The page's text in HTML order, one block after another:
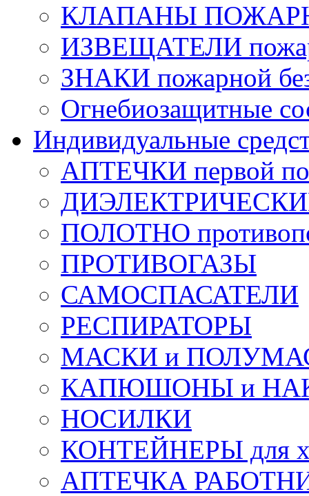
КЛАПАНЫ
ИЗВЕЩАТЕЛИ
ЗНАКИ пожарной
Огнебиозащитные
Индивидуальные
АПТЕЧКИ первой
ДИЭЛЕКТРИЧЕСКИЕ
ПОЛОТНО
ПРОТИВОГАЗЫ
САМОСПАСАТЕЛИ
РЕСПИРАТОРЫ
МАСКИ и
КАПЮШОНЫ и
НОСИЛКИ
КОНТЕЙНЕРЫ для
АПТЕЧКА